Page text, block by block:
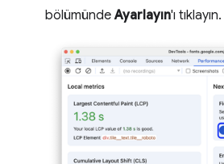
bölümündeAyarlayın'ı tıklayın.